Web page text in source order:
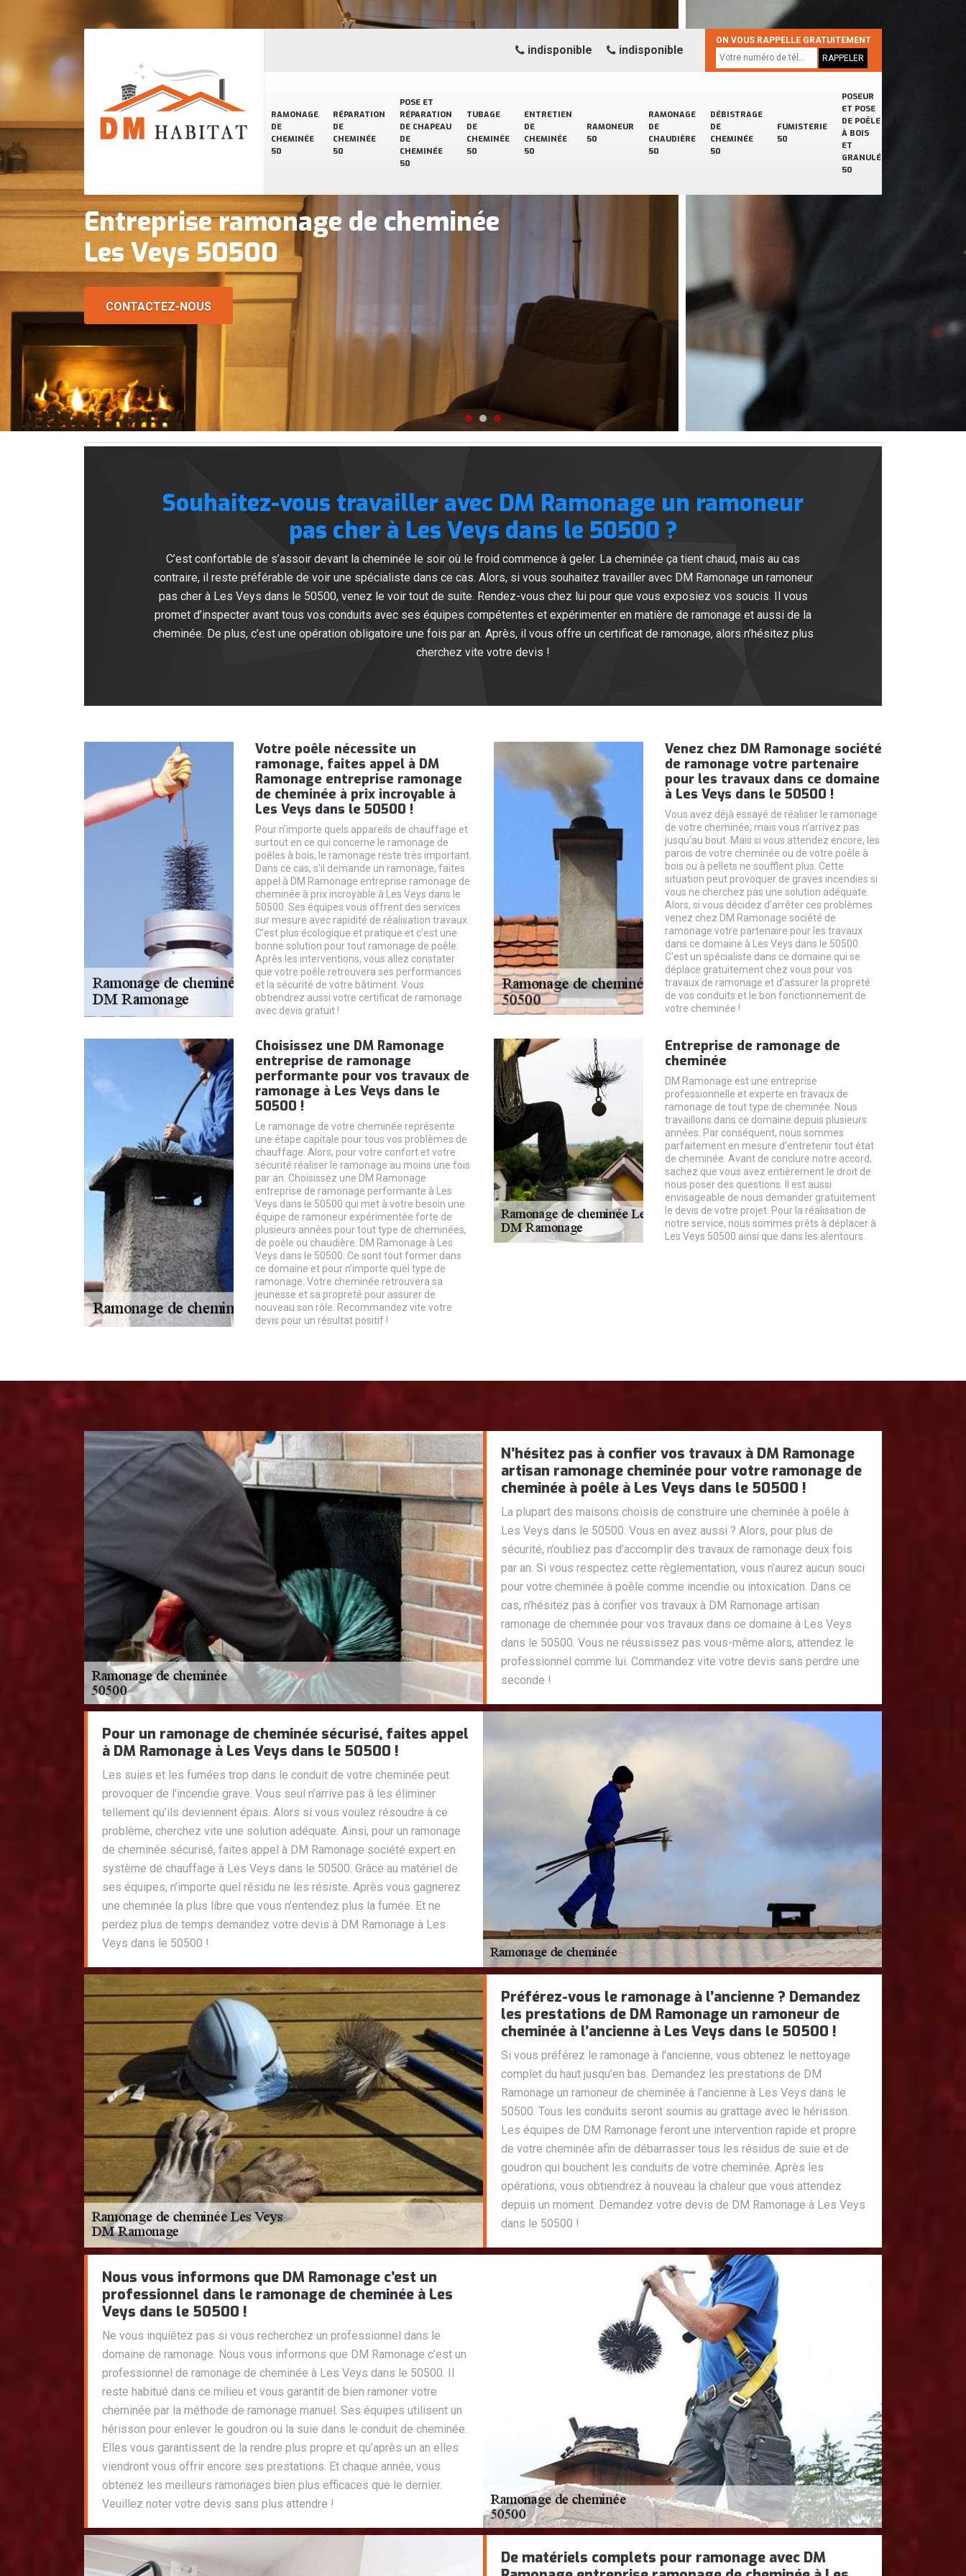
RAMONAGE
DE
CHEMINÉE
50
RÉPARATION
DE
CHEMINÉE
50
POSE ET
RÉPARATION
DE CHAPEAU
DE
CHEMINÉE
50
TUBAGE
DE
CHEMINÉE
50
ENTRETIEN
DE
CHEMINÉE
50
RAMONEUR
50
RAMONAGE
DE
CHAUDIÈRE
50
DÉBISTRAGE
DE
CHEMINÉE
50
FUMISTERIE
50
POSEUR
ET POSE
DE POÊLE
À BOIS
ET
GRANULÉ
50
indisponible indisponible
ON VOUS RAPPELLE GRATUITEMENT
Entreprise ramonage de cheminée
Les Veys 50500
CONTACTEZ-NOUS
Souhaitez-vous travailler avec DM Ramonage un ramoneur
pas cher à Les Veys dans le 50500 ?
C’est confortable de s’assoir devant la cheminée le soir où le froid commence à geler. La cheminée ça tient chaud, mais au cas
contraire, il reste préférable de voir une spécialiste dans ce cas. Alors, si vous souhaitez travailler avec DM Ramonage un ramoneur
pas cher à Les Veys dans le 50500, venez le voir tout de suite. Rendez-vous chez lui pour que vous exposiez vos soucis. Il vous
promet d’inspecter avant tous vos conduits avec ses équipes compétentes et expérimenter en matière de ramonage et aussi de la
cheminée. De plus, c’est une opération obligatoire une fois par an. Après, il vous offre un certificat de ramonage, alors n’hésitez plus
cherchez vite votre devis !
Votre poêle nécessite un
ramonage, faites appel à DM
Ramonage entreprise ramonage
de cheminée à prix incroyable à
Les Veys dans le 50500 !
Pour n’importe quels appareils de chauffage et
surtout en ce qui concerne le ramonage de
poêles à bois, le ramonage reste très important.
Dans ce cas, s’il demande un ramonage, faites
appel à DM Ramonage entreprise ramonage de
cheminée à prix incroyable à Les Veys dans le
50500. Ses équipes vous offrent des services
sur mesure avec rapidité de réalisation travaux.
C’est plus écologique et pratique et c’est une
bonne solution pour tout ramonage de poêle.
Après les interventions, vous allez constater
que votre poêle retrouvera ses performances
et la sécurité de votre bâtiment. Vous
obtiendrez aussi votre certificat de ramonage
avec devis gratuit !
Venez chez DM Ramonage société
de ramonage votre partenaire
pour les travaux dans ce domaine
à Les Veys dans le 50500 !
Vous avez déjà essayé de réaliser le ramonage
de votre cheminée, mais vous n’arrivez pas
jusqu’au bout. Mais si vous attendez encore, les
parois de votre cheminée ou de votre poêle à
bois ou à pellets ne soufflent plus. Cette
situation peut provoquer de graves incendies si
vous ne cherchez pas une solution adéquate.
Alors, si vous décidez d’arrêter ces problèmes
venez chez DM Ramonage société de
ramonage votre partenaire pour les travaux
dans ce domaine à Les Veys dans le 50500.
C'est un spécialiste dans ce domaine qui se
déplace gratuitement chez vous pour vos
travaux de ramonage et d’assurer la propreté
de vos conduits et le bon fonctionnement de
votre cheminée !
Choisissez une DM Ramonage
entreprise de ramonage
performante pour vos travaux de
ramonage à Les Veys dans le
50500 !
Le ramonage de votre cheminée représente
une étape capitale pour tous vos problèmes de
chauffage. Alors, pour votre confort et votre
sécurité réaliser le ramonage au moins une fois
par an. Choisissez une DM Ramonage
entreprise de ramonage performante à Les
Veys dans le 50500 qui met à votre besoin une
équipe de ramoneur expérimentée forte de
plusieurs années pour tout type de cheminées,
de poêle ou chaudière. DM Ramonage à Les
Veys dans le 50500. Ce sont tout former dans
ce domaine et pour n’importe quel type de
ramonage. Votre cheminée retrouvera sa
jeunesse et sa propreté pour assurer de
nouveau son rôle. Recommandez vite votre
devis pour un résultat positif !
Entreprise de ramonage de
cheminée
DM Ramonage est une entreprise
professionnelle et experte en travaux de
ramonage de tout type de cheminée. Nous
travaillons dans ce domaine depuis plusieurs
années. Par conséquent, nous sommes
parfaitement en mesure d’entretenir tout état
de cheminée. Avant de conclure notre accord,
sachez que vous avez entièrement le droit de
nous poser des questions. Il est aussi
envisageable de nous demander gratuitement
le devis de votre projet. Pour la réalisation de
notre service, nous sommes prêts à déplacer à
Les Veys 50500 ainsi que dans les alentours.
N’hésitez pas à confier vos travaux à DM Ramonage
artisan ramonage cheminée pour votre ramonage de
cheminée à poêle à Les Veys dans le 50500 !
La plupart des maisons choisis de construire une cheminée à poêle à
Les Veys dans le 50500. Vous en avez aussi ? Alors, pour plus de
sécurité, n’oubliez pas d’accomplir des travaux de ramonage deux fois
par an. Si vous respectez cette règlementation, vous n’aurez aucun souci
pour votre cheminée à poêle comme incendie ou intoxication. Dans ce
cas, n’hésitez pas à confier vos travaux à DM Ramonage artisan
ramonage de cheminée pour vos travaux dans ce domaine à Les Veys
dans le 50500. Vous ne réussissez pas vous-même alors, attendez le
professionnel comme lui. Commandez vite votre devis sans perdre une
seconde !
Pour un ramonage de cheminée sécurisé, faites appel
à DM Ramonage à Les Veys dans le 50500 !
Les suies et les fumées trop dans le conduit de votre cheminée peut
provoquer de l’incendie grave. Vous seul n’arrive pas à les éliminer
tellement qu’ils deviennent épais. Alors si vous voulez résoudre à ce
problème, cherchez vite une solution adéquate. Ainsi, pour un ramonage
de cheminée sécurisé, faites appel à DM Ramonage société expert en
système de chauffage à Les Veys dans le 50500. Grâce au matériel de
ses équipes, n’importe quel résidu ne les résiste. Après vous gagnerez
une cheminée la plus libre que vous n’entendez plus la fumée. Et ne
perdez plus de temps demandez votre devis à DM Ramonage à Les
Veys dans le 50500 !
Préférez-vous le ramonage à l’ancienne ? Demandez
les prestations de DM Ramonage un ramoneur de
cheminée à l’ancienne à Les Veys dans le 50500 !
Si vous préférez le ramonage à l’ancienne, vous obtenez le nettoyage
complet du haut jusqu’en bas. Demandez les prestations de DM
Ramonage un ramoneur de cheminée à l’ancienne à Les Veys dans le
50500. Tous les conduits seront soumis au grattage avec le hérisson.
Les équipes de DM Ramonage feront une intervention rapide et propre
de votre cheminée afin de débarrasser tous les résidus de suie et de
goudron qui bouchent les conduits de votre cheminée. Après les
opérations, vous obtiendrez à nouveau la chaleur que vous attendez
depuis un moment. Demandez votre devis de DM Ramonage à Les Veys
dans le 50500 !
Nous vous informons que DM Ramonage c’est un
professionnel dans le ramonage de cheminée à Les
Veys dans le 50500 !
Ne vous inquiétez pas si vous recherchez un professionnel dans le
domaine de ramonage. Nous vous informons que DM Ramonage c’est un
professionnel de ramonage de cheminée à Les Veys dans le 50500. Il
reste habitué dans ce milieu et vous garantit de bien ramoner votre
cheminée par la méthode de ramonage manuel. Ses équipes utilisent un
hérisson pour enlever le goudron ou la suie dans le conduit de cheminée.
Elles vous garantissent de la rendre plus propre et qu’après un an elles
viendront vous offrir encore ses prestations. Et chaque année, vous
obtenez les meilleurs ramonages bien plus efficaces que le dernier.
Veuillez noter votre devis sans plus attendre !
De matériels complets pour ramonage avec DM